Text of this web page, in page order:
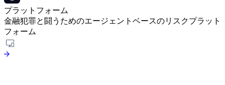
プラットフォーム
金融犯罪と闘うためのエージェントベースのリスクプラット
フォーム